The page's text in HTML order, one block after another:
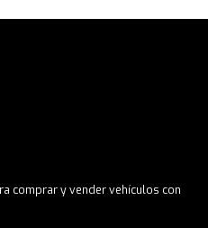
comprar y vender vehículos con